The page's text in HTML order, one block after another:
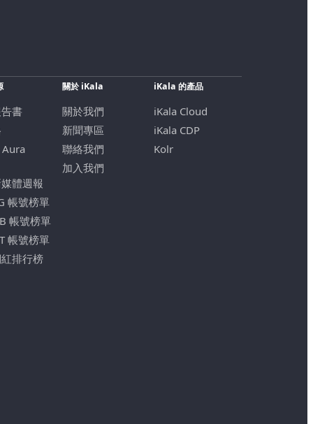
書
體週報
帳號榜單
帳號榜單
帳號榜單
排行榜
關於 iKala
關於我們
新聞專區
聯絡我們
加入我們
iKala 的產品
iKala Cloud
iKala CDP
Kolr